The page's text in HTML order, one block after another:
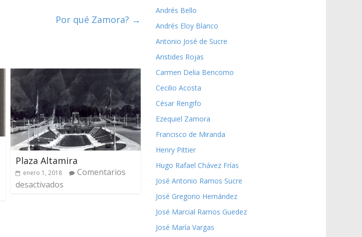
Por qué Zamora? →
Plaza Altamira
enero 1, 2018
Comentarios
desactivados
Andrés Bello
Andrés Eloy Blanco
Antonio José de Sucre
Aristides Rojas
Carmen Delia Bencomo
Cecilio Acosta
César Rengifo
Ezequiel Zamora
Francisco de Miranda
Henry Pittier
Hugo Rafael Chávez Frías
José Antonio Ramos Sucre
José Gregorio Hernández
José Marcial Ramos Guedez
José María Vargas